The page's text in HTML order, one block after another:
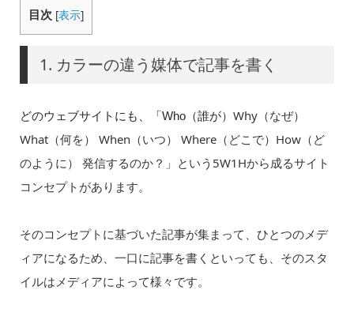
目次 [表示]
1. カラーの違う媒体で記事を書く
どのウェブサイトにも、「Who（誰が）Why（なぜ）
What（何を） When（いつ） Where（どこで）How（ど
のように） 発信するのか？」という5W1Hから成るサイト
コンセプトがあります。
そのコンセプトに基づいた記事が集まって、ひとつのメデ
ィアになるため、一口に記事を書くといっても、そのスタ
イルはメディアによって様々です。